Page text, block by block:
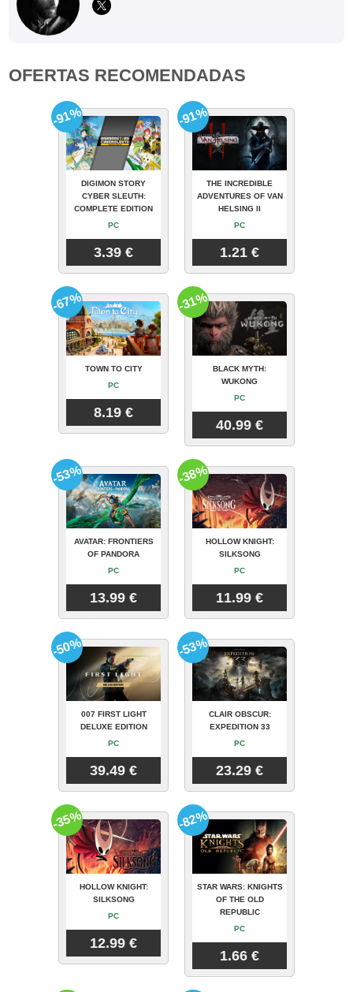
OFERTAS RECOMENDADAS
DIGIMON STORY
CYBER SLEUTH:
COMPLETE EDITION
PC
3.39 €
-91%
THE INCREDIBLE
ADVENTURES OF VAN
HELSING II
PC
1.21 €
-91%
TOWN TO CITY
PC
8.19 €
-67%
BLACK MYTH:
WUKONG
PC
40.99 €
-31%
AVATAR: FRONTIERS
OF PANDORA
PC
13.99 €
-53%
HOLLOW KNIGHT:
SILKSONG
PC
11.99 €
-38%
007 FIRST LIGHT
DELUXE EDITION
PC
39.49 €
-50%
CLAIR OBSCUR:
EXPEDITION 33
PC
23.29 €
-53%
HOLLOW KNIGHT:
SILKSONG
PC
12.99 €
-35%
STAR WARS: KNIGHTS
OF THE OLD
REPUBLIC
PC
1.66 €
-82%